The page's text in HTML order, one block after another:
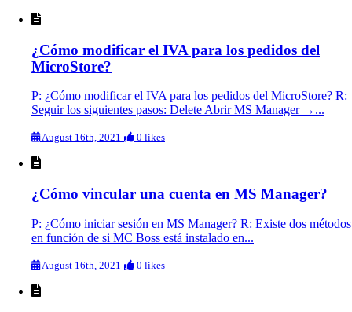
¿Cómo modificar el IVA para los pedidos del
MicroStore?
P: ¿Cómo modificar el IVA para los pedidos del MicroStore? R:
Seguir los siguientes pasos: Delete Abrir MS Manager →...
August 16th, 2021 0 likes
¿Cómo vincular una cuenta en MS Manager?
P: ¿Cómo iniciar sesión en MS Manager? R: Existe dos métodos
en función de si MC Boss está instalado en...
August 16th, 2021 0 likes